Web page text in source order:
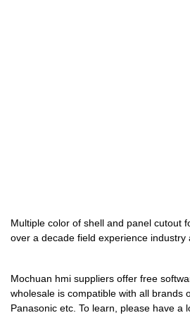
Multiple color of shell and panel cutout
over a decade field experience
Mochuan hmi suppliers offer free
wholesale is compatible with all brands
Panasonic etc. To learn, please have a